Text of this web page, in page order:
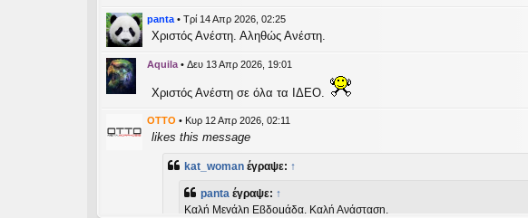
panta • Τρί 14 Απρ 2026, 02:25
Χριστός Ανέστη. Αληθώς Ανέστη.
Aquila • Δευ 13 Απρ 2026, 19:01
Χριστός Ανέστη σε όλα τα ΙΔΕΟ.
OTTO • Κυρ 12 Απρ 2026, 02:11
likes this message
kat_woman έγραψε: ↑
panta έγραψε: ↑
Καλή Μεγάλη Εβδομάδα. Καλή Ανάσταση.